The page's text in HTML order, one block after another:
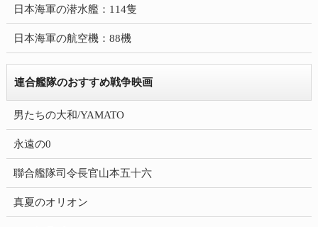
日本海軍の潜水艦：114隻
日本海軍の航空機：88機
連合艦隊のおすすめ戦争映画
男たちの大和/YAMATO
永遠の0
聯合艦隊司令長官山本五十六
真夏のオリオン